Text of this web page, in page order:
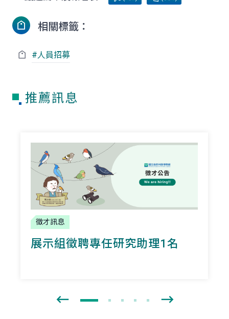
相關標籤：
#人員招募
推薦訊息
徵才訊息
展示組徵聘專任研究助理1名